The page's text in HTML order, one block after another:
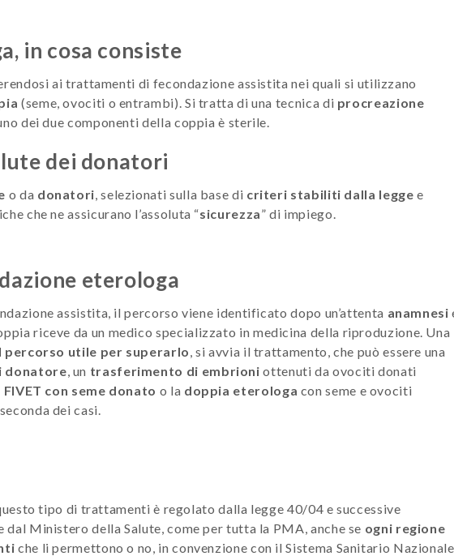
in cosa consiste
ai trattamenti di fecondazione assistita nei quali si utilizzano
(seme, ovociti o entrambi). Si tratta di una tecnica di procreazione
dei due componenti della coppia è sterile.
dei donatori
o da donatori, selezionati sulla base di criteri stabiliti dalla legge e
che ne assicurano l’assoluta “sicurezza” di impiego.
eterologa
assistita, il percorso viene identificato dopo un’attenta anamnesi
riceve da un medico specializzato in medicina della riproduzione. Una
utile per superarlo, si avvia il trattamento, che può essere una
donatore, un trasferimento di embrioni ottenuti da ovociti donati
FIVET con seme donato o la doppia eterologa con seme e ovociti
dei casi.
tipo di trattamenti è regolato dalla legge 40/04 e successive
dal Ministero della Salute, come per tutta la PMA, anche se ogni regione
che li permettono o no, in convenzione con il Sistema Sanitario Nazionale